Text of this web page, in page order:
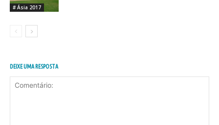
# Ásia 2017
DEIXE UMA RESPOSTA